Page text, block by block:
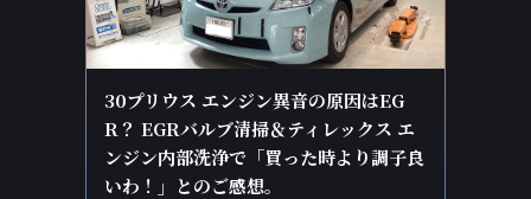
30プリウス エンジン異音の原因はEG
R？ EGRバルブ清掃＆ティレックス エ
ンジン内部洗浄で「買った時より調子良
いわ！」とのご感想。